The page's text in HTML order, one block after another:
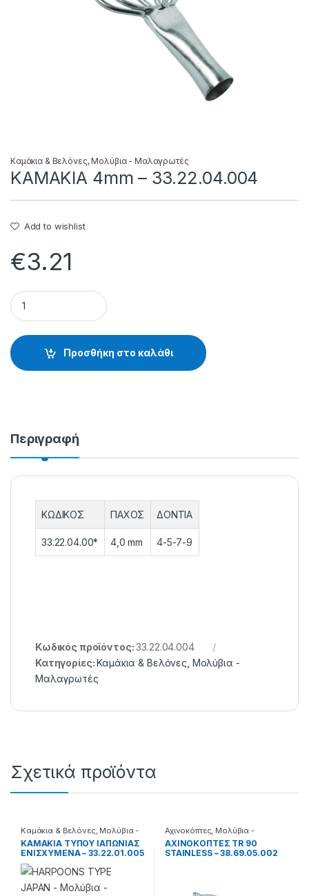
Καμάκια & Βελόνες,Μολύβια - Μαλαγρωτές
ΚΑΜΑΚΙΑ 4mm – 33.22.04.004
Add to wishlist
€3.21
ΚΑΜΑΚΙΑ 4mm - 33.22.04.004 quantity
Προσθήκη στο καλάθι
Περιγραφή
ΚΩΔΙΚΟΣ ΠΑΧΟΣ ΔΟΝΤΙΑ
33.22.04.00* 4,0 mm 4-5-7-9
Κωδικός προϊόντος:33.22.04.004
Κατηγορίες:Καμάκια & Βελόνες Μολύβια -
Μαλαγρωτές
Σχετικά προϊόντα
Καμάκια & Βελόνες, Μολύβια -
Μαλαγρωτές
ΚΑΜΑΚΙΑ ΤΥΠΟΥ ΙΑΠΩΝΙΑΣ
ΕΝΙΣΧΥΜΕΝΑ – 33.22.01.005
Αχινοκόπτες, Μολύβια -
Μαλαγρωτές
ΑΧΙΝΟΚΟΠΤΕΣ TR 90
STAINLESS – 38.69.05.002